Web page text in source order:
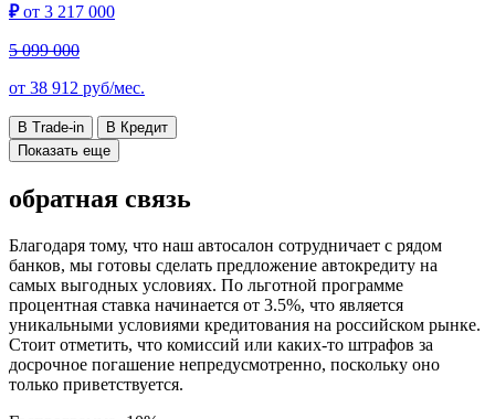
₽от 3 217 000
5 099 000
от 38 912 руб/мес.
В Trade-in
В Кредит
Показать еще
обратная связь
Благодаря тому, что наш автосалон сотрудничает с рядом
банков, мы готовы сделать предложение автокредиту на
самых выгодных условиях. По льготной программе
процентная ставка начинается от 3.5%, что является
уникальными условиями кредитования на российском рынке.
Стоит отметить, что комиссий или каких-то штрафов за
досрочное погашение непредусмотренно, поскольку оно
только приветствуется.